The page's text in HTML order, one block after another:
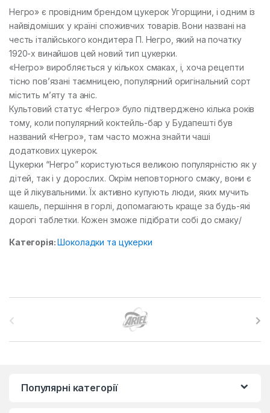
Негро» є провідним брендом цукерок Угорщини, і одним із
найвідоміших у країні споживчих товарів. Вони названі на
честь італійського кондитера П. Негро, який на початку
1920-х винайшов цей новий тип цукерки.
«Негро» виробляється у кількох смаках, і, хоча рецепти
тісно пов’язані таємницею, популярний оригінальний сорт
містить м’яту та аніс.
Культовий статус «Негро» було підтверджено кілька років
тому, коли популярний коктейль-бар у Будапешті був
названий «Негро», там часто можна знайти чаші
додаткових цукерок.
Цукерки “Негро” користуються великою популярністю як у
дітей, так і у дорослих. Окрім неповторного смаку, вони є
ще й лікувальними. Їх активно купують люди, яких мучить
кашель, першіння в горлі, допомагають краще за будь-які
дорогі таблетки. Кожен зможе підібрати собі до смаку/
Категорія:Шоколадки та цукерки
Популярні категорії